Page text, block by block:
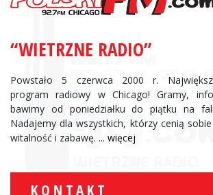
“WIETRZNE RADIO”
Powstało 5 czerwca 2000 r.
program radiowy w Chicago! Gramy,
bawimy od poniedziałku do piątku na
Nadajemy dla wszystkich, którzy cenią
witalność i zabawę. ... więcej
KONTAKT